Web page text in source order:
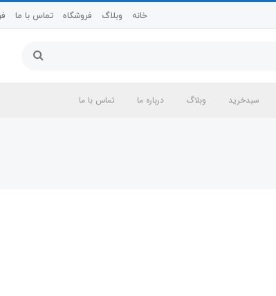
خانه وبلاگ فروشگاه تماس با ما
سبدخرید وبلاگ درباره ما تماس با ما